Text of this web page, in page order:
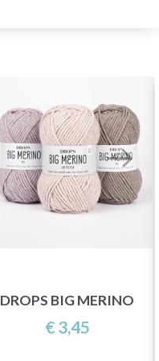
DROPS BIG MERINO
€ 3,45